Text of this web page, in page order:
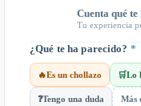
Cuenta qué
Tu experiencia
¿Qué te ha parecido? *
🔥Es un chollazo 🛒Lo
❓Tengo una duda Más